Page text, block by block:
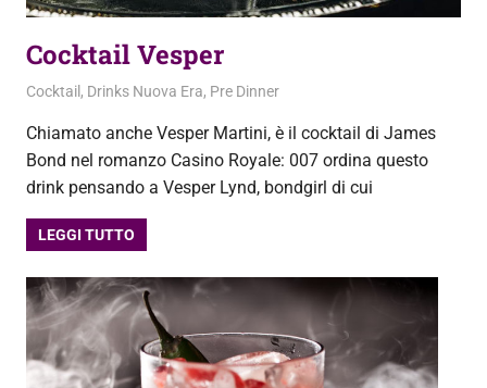
Cocktail Vesper
3 Settembre 2020
admin
Cocktail , Drinks Nuova Era, Pre Dinner
Chiamato anche Vesper Martini, è il cocktail di James
Bond nel romanzo Casino Royale: 007 ordina questo
drink pensando a Vesper Lynd, bondgirl di cui
LEGGI TUTTO